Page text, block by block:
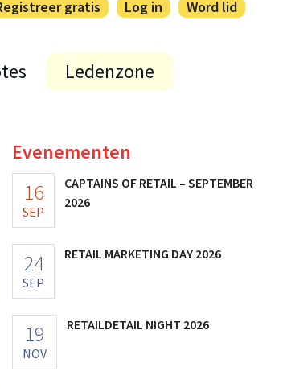
gratis Log in Word lid
Ledenzone
Evenementen
16
SEP
CAPTAINS OF RETAIL – SEPTEMBER
2026
24
SEP
RETAIL MARKETING DAY 2026
19
NOV
RETAILDETAIL NIGHT 2026